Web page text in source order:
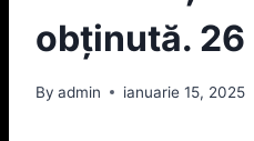
obţinută. 26
By admin ianuarie 15, 2025